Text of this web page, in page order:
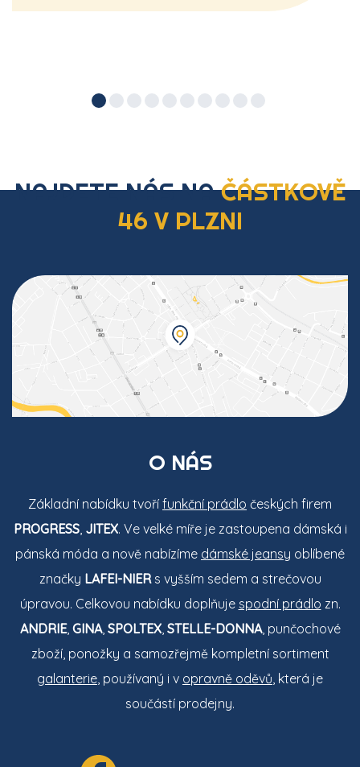
NAJDETE NÁS NAČÁSTKOVĚ
46 V PLZNI
O NÁS
Základní nabídku tvoří funkční prádlo českých firem
PROGRESS, JITEX. Ve velké míře je zastoupena dámská i
pánská móda a nově nabízíme dámské jeansy oblíbené
značky LAFEI-NIERs vyšším sedem a strečovou
úpravou. Celkovou nabídku doplňuje spodní prádlo zn.
ANDRIE, GINA, SPOLTEX, STELLE-DONNA, punčochové
zboží, ponožky a samozřejmě kompletní sortiment
galanterie, používaný i v opravně oděvů, která je
součástí prodejny.